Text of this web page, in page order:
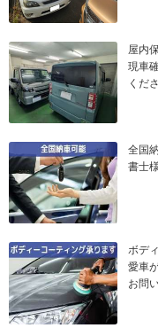
屋内
現車
くだ
全国
書士
ボデ
愛車
お問